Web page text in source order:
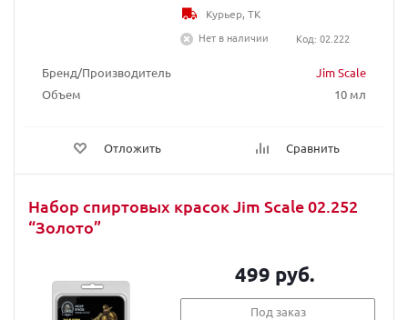
Бренд/Производитель
Jim Scale
Объем
10 мл
Отложить Сравнить
Курьер, ТК
Нет в наличии
Код: 02.222
Набор спиртовых красок Jim Scale 02.252
“Золото”
499 руб.
Под заказ